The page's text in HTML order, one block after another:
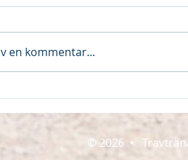
en kommentar...
© 2026 •